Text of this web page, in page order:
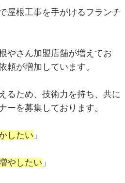
屋根工事を手がけるフランチ
やさん加盟店舗が増えてお
頼が増加しています。
るため、技術力を持ち、共に
ーを募集しております。
したい 」
やしたい 」